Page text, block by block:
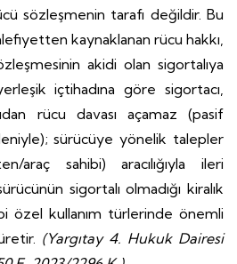
sözleşmenin tarafı değildir. Bu
kaynaklanan rücu hakkı,
akidi olan sigortalıya
içtihadına göre sigortacı,
rücu davası açamaz (pasif
sürücüye yönelik talepler
araç sahibi) aracılığıyla ileri
sigortalı olmadığı kiralık
özel kullanım türlerinde önemli
(Yargıtay 4. Hukuk Dairesi